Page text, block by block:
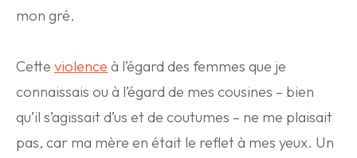
mon gré.
Cette violence à l’égard des femmes que je
connaissais ou à l’égard de mes cousines – bien
qu’il s’agissait d’us et de coutumes – ne me plaisait
pas, car ma mère en était le reflet à mes yeux. Un